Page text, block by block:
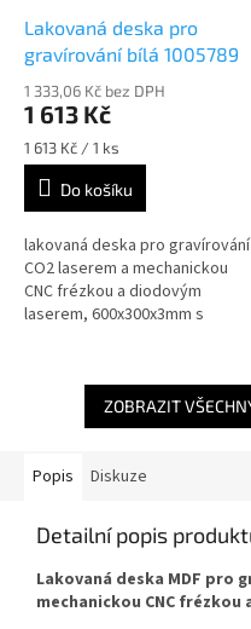
Lakovaná deska pro
gravírování bílá 1005789
1 333,06 Kč bez DPH
1 613 Kč
Měrná
cena:
1 613 Kč / 1 ks
Do košíku
lakovaná deska pro gravírování
CO2 laserem a mechanickou
CNC frézkou a diodovým
laserem, 600x300x3mm s
ZOBRAZIT
Popis Diskuze
Detailní popis
Lakovaná deska MDF pro
mechanickou CNC